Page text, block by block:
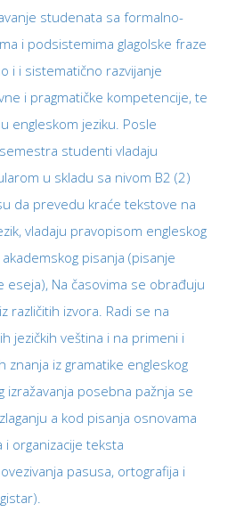
studenata sa formalno-
i podsistemima glagolske fraze
i i sistematično razvijanje
i pragmatičke kompetencije, te
engleskom jeziku. Posle
studenti vladaju
u skladu sa nivom B2 (2)
da prevedu kraće tekstove na
vladaju pravopisom engleskog
pisanja (pisanje
eseja), Na časovima se obrađuju
različitih izvora. Radi se na
jezičkih veština i na primeni i
znanja iz gramatike engleskog
izražavanja posebna pažnja se
a kod pisanja osnovama
i organizacije teksta
pasusa, ortografija i